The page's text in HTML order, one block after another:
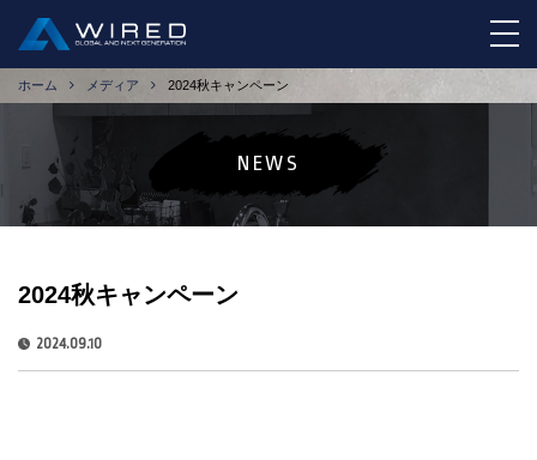
ホーム メディア 2024秋キャンペーン
NEWS
2024秋キャンペーン
2024.09.10